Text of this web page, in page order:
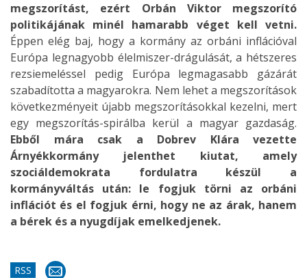
megszorítást, ezért Orbán Viktor megszorító
politikájának minél hamarabb véget kell vetni.
Éppen elég baj, hogy a kormány az orbáni inflációval
Európa legnagyobb élelmiszer-drágulását, a hétszeres
rezsiemeléssel pedig Európa legmagasabb gázárát
szabadította a magyarokra. Nem lehet a megszorítások
következményeit újabb megszorításokkal kezelni, mert
egy megszorítás-spirálba kerül a magyar gazdaság.
Ebből mára csak a Dobrev Klára vezette
Árnyékkormány jelenthet kiutat, amely
szociáldemokrata fordulatra készül a
kormányváltás után: le fogjuk törni az orbáni
inflációt és el fogjuk érni, hogy ne az árak, hanem
a bérek és a nyugdíjak emelkedjenek.
RSS